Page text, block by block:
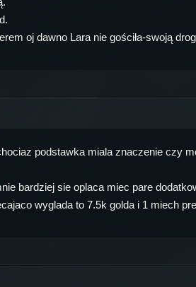
oj dawno Lara nie gościła-swoją
podstawka miala znaczenie czy
bardziej sie oplaca miec pare
wyglada to 7.5k golda i 1 miech